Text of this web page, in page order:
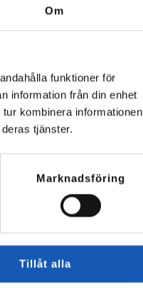
Om
funktioner för
information från din enhet
kombinera informationen
tjänster.
Marknadsföring
Tillåt alla